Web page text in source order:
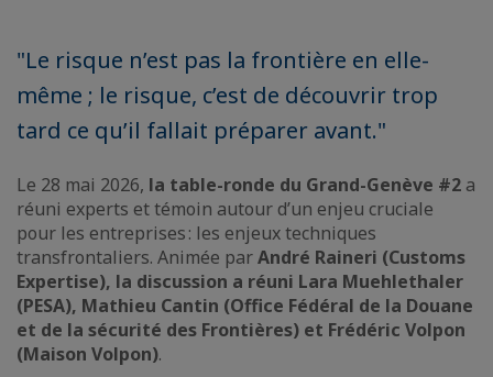
"Le risque n’est pas la frontière en elle-
même ; le risque, c’est de découvrir trop
tard ce qu’il fallait préparer avant."
Le 28 mai 2026, la table-ronde du Grand-Genève #2 a
réuni experts et témoin autour d’un enjeu cruciale
pour les entreprises : les enjeux techniques
transfrontaliers. Animée parAndré Raineri (Customs
Expertise), la discussion a réuni Lara Muehlethaler
(PESA), Mathieu Cantin (Office Fédéral de la Douane
et de la sécurité des Frontières) et Frédéric Volpon
(Maison Volpon).